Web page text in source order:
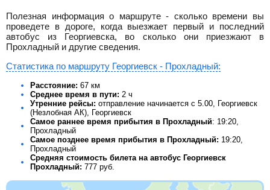
Полезная информация о маршруте - сколько времени вы
проведете в дороге, когда выезжает первый и последний
автобус из Георгиевска, во сколько они приезжают в
Прохладный и другие сведения.
Статистика по маршруту Георгиевск - Прохладный:
Расстояние: 67 км
Среднее время в пути: 2 ч
Утренние рейсы: отправление начинается с 5.00, Георгиевск
(Незлобная АК), Георгиевск
Самое раннее время прибытия в Прохладный: 19:20,
Прохладный
Самое позднее время прибытия в Прохладный: 19:20,
Прохладный
Средняя стоимость билета на автобус Георгиевск
Прохладный: 777 руб.